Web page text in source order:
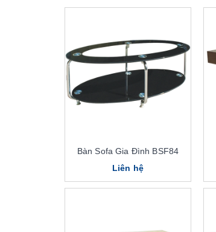
Bàn Sofa Gia Đình BSF84
Liên hệ